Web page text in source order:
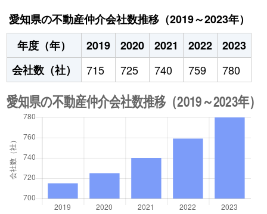
愛知県の不動産仲介会社数推移（2019～2023年）
年度（年）
2019 2020 2021 2022
2023
会社数（社）
715 725 740 759 780